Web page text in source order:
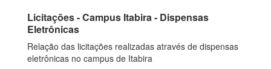
Licitações - Campus Itabira - Dispensas
Eletrônicas
Relação das licitações realizadas através de dispensas
eletrônicas no campus de Itabira